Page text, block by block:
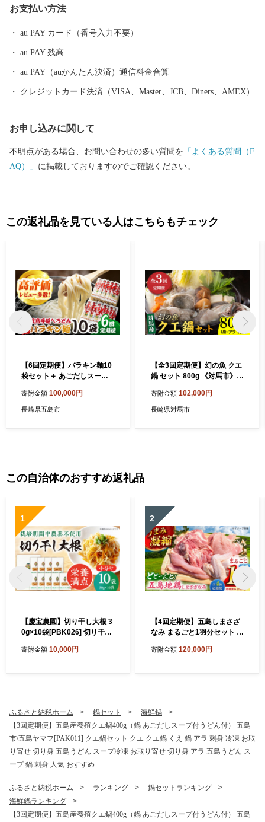
お支払い方法
au PAY カード（番号入力不要）
au PAY 残高
au PAY（auかんたん決済）通信料金合算
クレジットカード決済（VISA、Master、JCB、Diners、AMEX）
お申し込みに関して
不明点がある場合、お問い合わせの多い質問を 「よくある質問（F
AQ）」 に掲載しておりますのでご確認ください。
この返礼品を見ている人はこちらもチェック
【6回定期便】バラキン麺10
袋セット＋ あごだしスープ
1]保存食 椿 五島 うどん 手延
べ ウドン 麺 麺類 出汁
寄附金額 100,000円
長崎県五島市
【全3回定期便】幻の魚 クエ
鍋 セット 800g 《対馬市》
ちり鍋 アラ [WAD032]くえ
高級魚 魚 クエ 希少 人気 ラ
寄附金額 102,000円
長崎県対馬市
この自治体のおすすめ返礼品
1
【慶宝農園】切り干し大根 3
0g×10袋[PBK026] 切り干し
こん 小分け 野菜 乾物 乾燥
寄附金額 10,000円
2
【4回定期便】五島しまさざ
なみ まるごと1羽分セット 冷
なみ農園 [PHH003]
寄附金額 120,000円
ふるさと納税ホーム 鍋セット
海鮮鍋
【3回定期便】五島産養殖クエ鍋400g（鍋 あごだしスープ付うどん付） 五島
市/五島ヤマフ[PAK011] クエ鍋セット クエ クエ鍋 くえ 鍋 アラ 刺身 冷凍 お取
り寄せ 切り身 五島うどん スープ冷凍 お取り寄せ 切り身 アラ 五島うどん ス
ープ 鍋 刺身 人気 おすすめ
ふるさと納税ホーム ランキング
鍋セットランキング
海鮮鍋ランキング
【3回定期便】五島産養殖クエ鍋400g（鍋 あごだしスープ付うどん付） 五島